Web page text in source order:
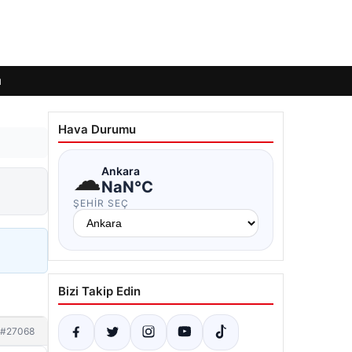
#27068
Hava Durumu
☁Ankara
NaN°C
ŞEHIR SEÇ
Bizi Takip Edin